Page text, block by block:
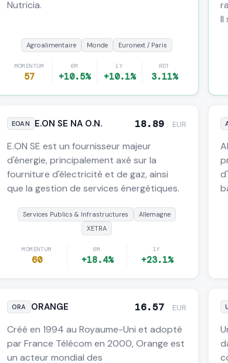
Nutricia.
Agroalimentaire Monde Euronext / Paris
MOMENTUM
57
6M
+10.5%
1Y
+10.1%
RDT
3.11%
Il
EOAN E.ON SE NA O.N. 18.89 EUR
E.ON SE est un fournisseur majeur
d'énergie, principalement axé sur la
fourniture d'électricité et de gaz, ainsi
que la gestion de services énergétiques.
Services Publics & Infrastructures
Allemagne
XETRA
MOMENTUM
60
6M
+18.4%
1Y
+23.1%
ORA ORANGE 16.57 EUR
Créé en 1994 au Royaume-Uni et adopté
par France Télécom en 2000, Orange est
un acteur mondial des